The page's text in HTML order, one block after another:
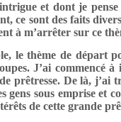
et dont je
ce sont des faits
à m’arrêter sur ce
le thème de départ
J’ai commencé
prêtresse. De là, j’ai
gens sous emprise et
de cette grande